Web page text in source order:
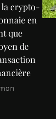
la crypto-
en
que
de